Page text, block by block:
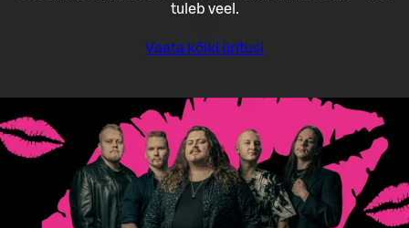
tuleb veel.
Vaata kõiki üritusi